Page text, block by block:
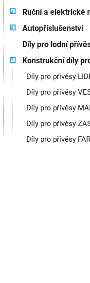
Ruční a elektrické
Autopříslušenství
Díly pro lodní
Konstrukční díly
Díly pro přívěsy
Díly pro přívěsy
Díly pro přívěsy
Díly pro přívěsy
Díly pro přívěsy